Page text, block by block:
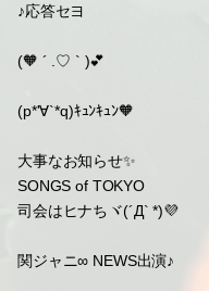
♪応答セヨ
(🧡 ´ .♡ ` )💕
(p*'∀`*q)ｷｭﾝｷｭﾝ🧡
大事なお知らせ✨
SONGS of TOKYO
司会はヒナちヾ(´Д` *)💜
関ジャニ∞ NEWS出演♪